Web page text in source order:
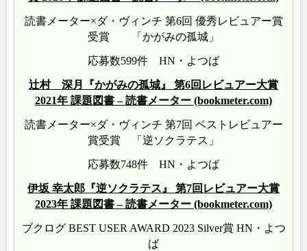
読書メーター×ダ・ヴィンチ 第6回 優秀レビュアー賞
受賞 「かがみの孤城」
応募数599件 HN・よつば
辻村 深月『かがみの孤城』 第6回レビュアー大賞
2021年 課題図書 – 読書メーター (bookmeter.com)
読書メーター×ダ・ヴィンチ 第7回 ベストレビュアー
賞受賞 「逆ソクラテス」
応募数748件 HN・よつば
伊坂 幸太郎『逆ソクラテス』 第7回レビュアー大賞
2023年 課題図書 – 読書メーター (bookmeter.com)
ブクログ BEST USER AWARD 2023 Silver賞 HN・よつ
ば